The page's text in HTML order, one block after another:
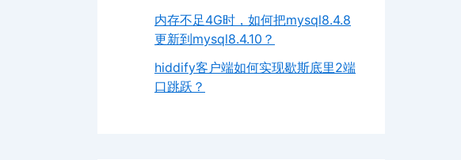
内存不足4G时，如何把mysql8.4.8
更新到mysql8.4.10？
hiddify客户端如何实现歇斯底里2端
口跳跃？